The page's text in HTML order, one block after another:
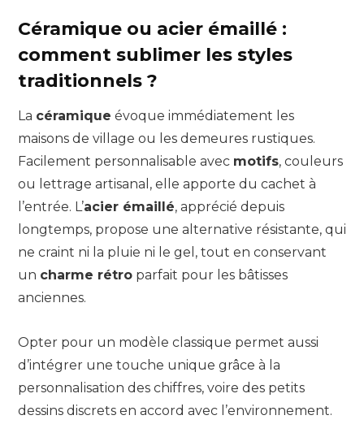
Céramique ou acier émaillé :
comment sublimer les styles
traditionnels ?
La céramique évoque immédiatement les
maisons de village ou les demeures rustiques.
Facilement personnalisable avec motifs, couleurs
ou lettrage artisanal, elle apporte du cachet à
l’entrée. L’acier émaillé, apprécié depuis
longtemps, propose une alternative résistante, qui
ne craint ni la pluie ni le gel, tout en conservant
un charme rétro parfait pour les bâtisses
anciennes.
Opter pour un modèle classique permet aussi
d’intégrer une touche unique grâce à la
personnalisation des chiffres, voire des petits
dessins discrets en accord avec l’environnement.